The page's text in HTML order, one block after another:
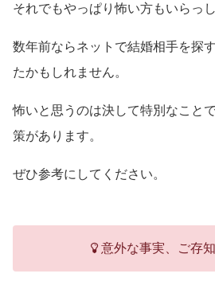
それでもやっぱり怖い方もいらっ
数年前ならネットで結婚相手を探
たかもしれません。
怖いと思うのは決して特別なこと
策があります。
ぜひ参考にしてください。
意外な事実、ご存